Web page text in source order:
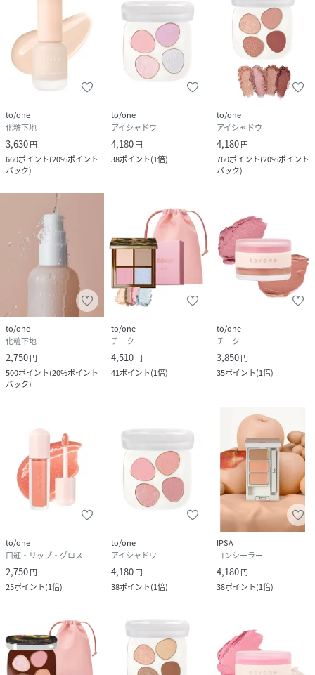
再入荷やラストなどの情報を受け取ることが出来ます。
▼ショップを【お気に入り】に追加
新商品などto/oneの最新情報を受け取ることが出来ます。
to/oneの新着情報をお見逃しなく！
---------------------------------------------------
性別タイプ ユニセックス
4573623430555-999-F PX3896)
広告文責
販売元：楽天グループ株式会社
＜お電話でのお問い合わせ＞
固定電話からのお問い合わせ
0120-542-065（フリーダイヤル）
携帯・公衆電話からのお問い合わせ
050-5577-7001（有料）
to/one
化粧下地
3,630円
660ポイント(20%ポイント
バック)
to/one
アイシャドウ
4,180円
38ポイント(1倍)
to/one
アイシャドウ
4,180円
760ポイント(20%ポイント
バック)
to/one
化粧下地
2,750円
500ポイント(20%ポイント
バック)
to/one
チーク
4,510円
41ポイント(1倍)
to/one
チーク
3,850円
35ポイント(1倍)
to/one
口紅・リップ・グロス
2,750円
25ポイント(1倍)
to/one
アイシャドウ
4,180円
38ポイント(1倍)
IPSA
コンシーラー
4,180円
38ポイント(1倍)